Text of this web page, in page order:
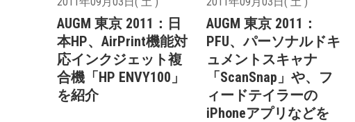
AUGM 東京 2011：日
本HP、AirPrint機能対
応インクジェット複
合機「HP ENVY100」
を紹介
AUGM 東京 2011：
PFU、パーソナルドキ
ュメントスキャナ
「ScanSnap」や、フ
ィードテイラーの
iPhoneアプリなどを